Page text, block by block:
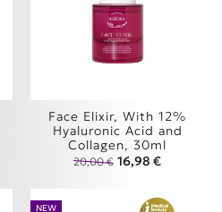
was: 56,00 €.
τιμή είναι: 36,40 €.
Face Elixir, With 12%
Hyaluronic Acid and
Collagen, 30ml
20,00€ Original price
16,98 €Η
NEW